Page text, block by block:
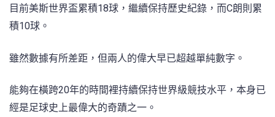
目前美斯世界盃累積18球，繼續保持歷史紀錄，而C朗則累
積10球。
雖然數據有所差距，但兩人的偉大早已超越單純數字。
能夠在橫跨20年的時間裡持續保持世界級競技水平，本身已
經是足球史上最偉大的奇蹟之一。